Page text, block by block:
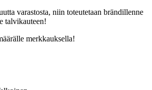
varastosta, niin toteutetaan brändillenne
talvikauteen!
merkkauksella!